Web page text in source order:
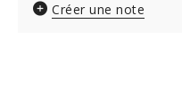
Créer une note